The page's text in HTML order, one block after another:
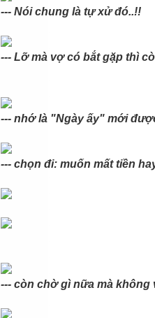
--- Nói chung là tự xử đó..!!
--- Lỡ mà vợ có bắt gặp thì
--- nhớ là "Ngày ấy" mới
--- chọn đi: muốn mất tiền
--- còn chờ gì nữa mà không